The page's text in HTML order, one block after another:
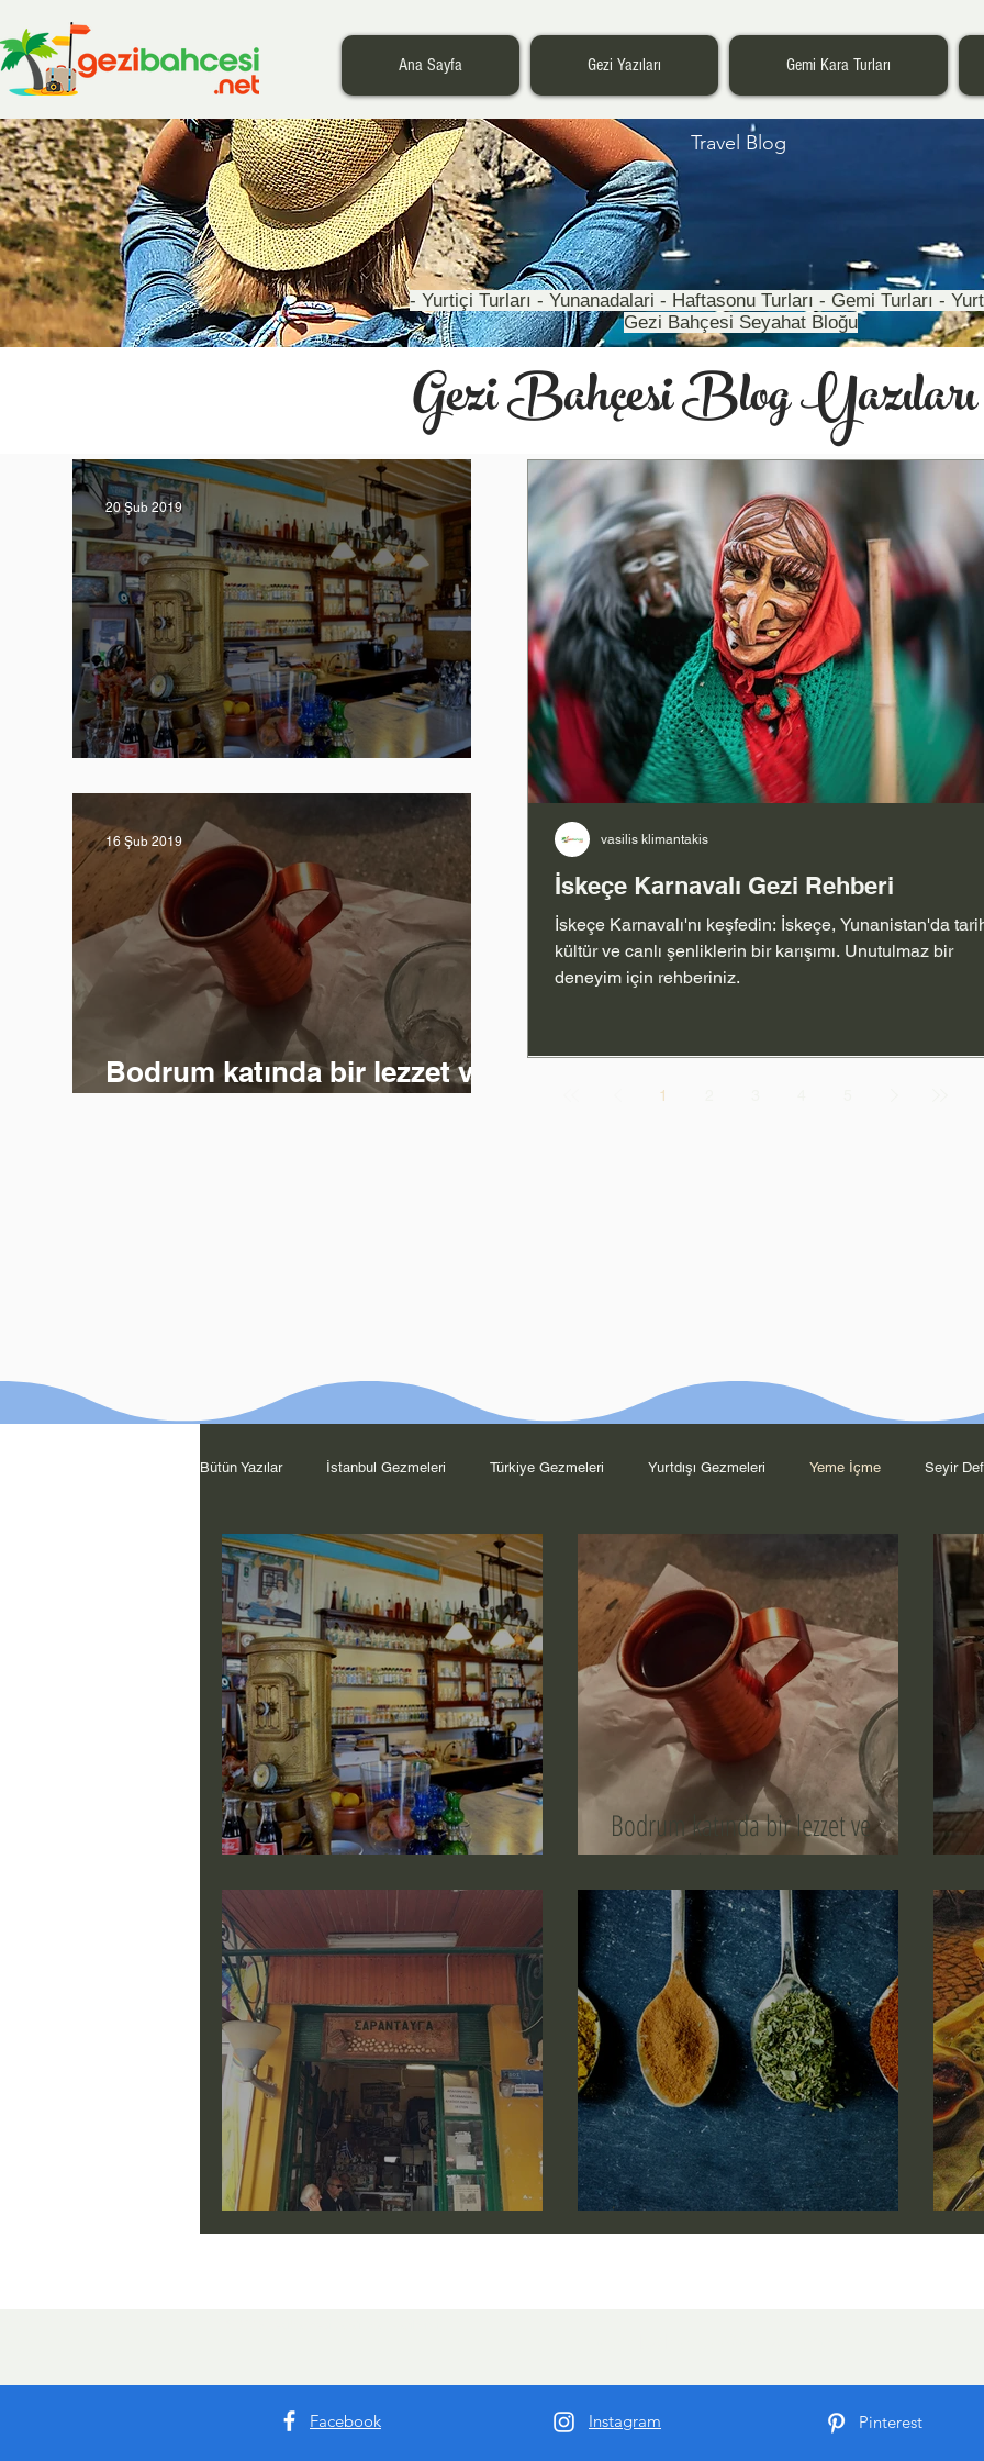
Ana Sayfa Gezi Yazıları Gemi Kara Turları
Travel Blog
- Yurtiçi Turları - Yunanadalari - Haftasonu Turları - Gemi Turları -
Gezi Bahçesi Seyahat Bloğu
Wix Forum artık
kullanılamıyor
Bu uygulama kullanımdan kaldırılmıştır.
Bir topluluk uygulamasına ihtiyacınız
varsa Wix Groups'u kullanın.
Gezi Bahçesi Blog Yazıları
20 Şub 2019
Bodrum katında bir lezzet ve
16 Şub 2019
İskeçe Karnavalı Gezi Rehberi
İskeçe Karnavalı'nı keşfedin: İskeçe, Yunanistan'da tarih,
kültür ve canlı şenliklerin bir karışımı. Unutulmaz bir
deneyim için rehberiniz.
vasilis klimantakis
1
Bütün Yazılar İstanbul Gezmeleri Türkiye Gezmeleri Yurtdışı Gezmeleri Yeme İçme Seyir
Bilgi Bankası
Midilli ' de Kafe ve Meze Keyfi
Bodrum katında bir lezzet ve
zaman yolculuğu
Girit'te 40 Yumurtanin hatiri var İzmir'de ne ve nerde yenilir ?
Facebook Instagram Pinterest